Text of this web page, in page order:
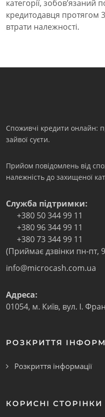
категорії, зобов’язаний
кредитодавця протягом
втрати належності.
Споживчі кредити онлайн:
зайвої суєти.
Прийом повідомлень від
належність до захищеної
Служба підтримки:
+380 50 344 99 11
+380 96 344 99 11
+380 73 344 99 11
(Приймає дзвінки пн-пт,
info@microcash.com.ua
Адреса:
01054, м. Київ, вул. І.
РОЗКРИТТЯ
Розкриття інформації
КОРИСНІ СТОРІНКИ